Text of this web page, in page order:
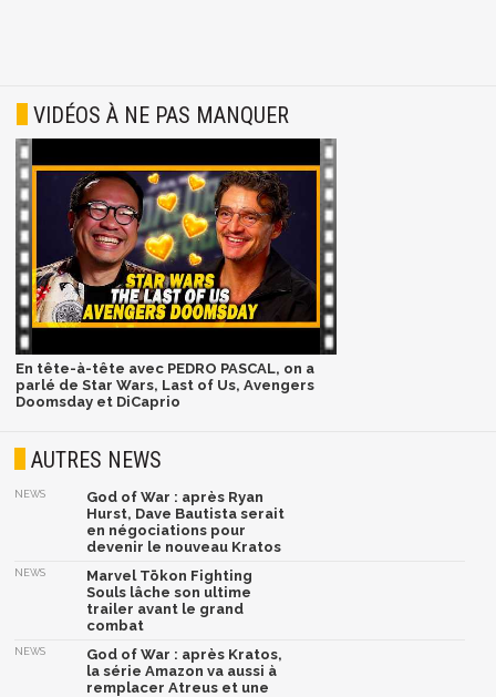
VIDÉOS À NE PAS MANQUER
En tête-à-tête avec PEDRO PASCAL, on a
parlé de Star Wars, Last of Us, Avengers
Doomsday et DiCaprio
AUTRES NEWS
NEWS
God of War : après Ryan
Hurst, Dave Bautista serait
en négociations pour
devenir le nouveau Kratos
NEWS
Marvel Tōkon Fighting
Souls lâche son ultime
trailer avant le grand
combat
NEWS
God of War : après Kratos,
la série Amazon va aussi à
remplacer Atreus et une